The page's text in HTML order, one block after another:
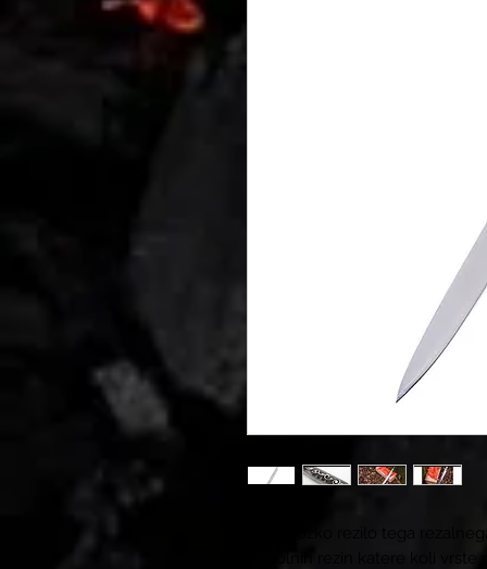
Dolgo ozko rezilo tega
popolnih rezin katere koli